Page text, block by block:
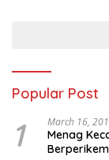
Popular Post
1 March 16,
Menag